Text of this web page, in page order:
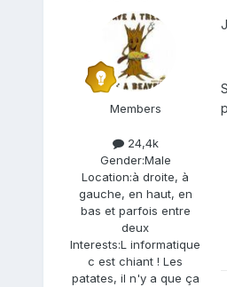
Members
24,4k
Gender:Male
Location:à droite, à
gauche, en haut, en
bas et parfois entre
deux
Interests:L informatique
c est chiant ! Les
patates, il n'y a que ça